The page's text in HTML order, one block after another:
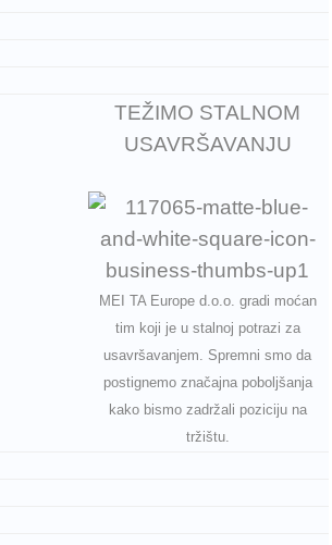
TEŽIMO STALNOM
USAVRŠAVANJU
MEI TA Europe d.o.o. gradi moćan
tim koji je u stalnoj potrazi za
usavršavanjem. Spremni smo da
postignemo značajna poboljšanja
kako bismo zadržali poziciju na
tržištu.